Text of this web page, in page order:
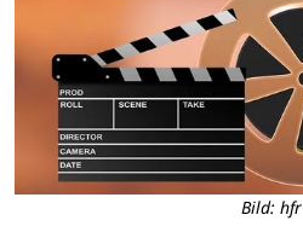
Bild: hfr